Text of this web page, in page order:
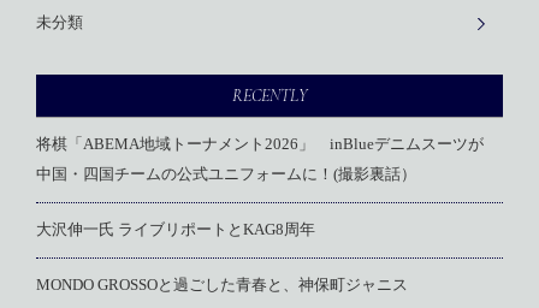
未分類
RECENTLY
将棋「ABEMA地域トーナメント2026」 inBlueデニムスーツが
中国・四国チームの公式ユニフォームに！(撮影裏話）
大沢伸一氏 ライブリポートとKAG8周年
MONDO GROSSOと過ごした青春と、神保町ジャニス